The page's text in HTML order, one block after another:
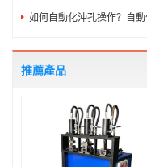
如何自動化沖孔操作？自
推薦產品